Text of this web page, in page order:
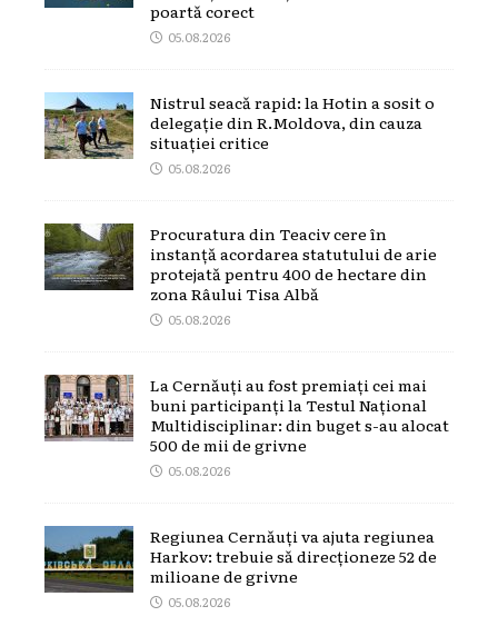
poartă corect
05.08.2026
Nistrul seacă rapid: la Hotin a sosit o
delegație din R.Moldova, din cauza
situației critice
05.08.2026
Procuratura din Teaciv cere în
instanță acordarea statutului de arie
protejată pentru 400 de hectare din
zona Râului Tisa Albă
05.08.2026
La Cernăuți au fost premiați cei mai
buni participanți la Testul Național
Multidisciplinar: din buget s-au alocat
500 de mii de grivne
05.08.2026
Regiunea Cernăuți va ajuta regiunea
Harkov: trebuie să direcționeze 52 de
milioane de grivne
05.08.2026